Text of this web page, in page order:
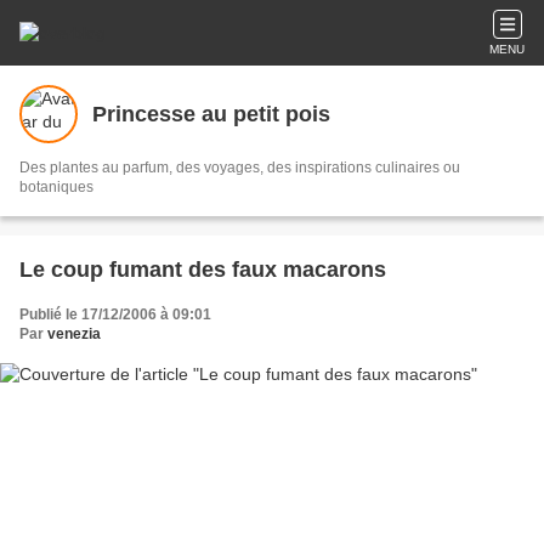
MENU
Princesse au petit pois
Des plantes au parfum, des voyages, des inspirations culinaires ou
botaniques
Le coup fumant des faux macarons
Publié le 17/12/2006 à 09:01
Par venezia